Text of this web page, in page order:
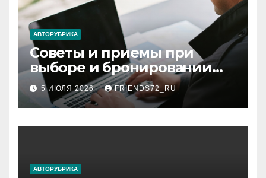
АВТОРУБРИКА
Советы и приемы при
выборе и бронировании
авиабилетов
5 ИЮЛЯ 2026 FRIENDS72_RU
АВТОРУБРИКА